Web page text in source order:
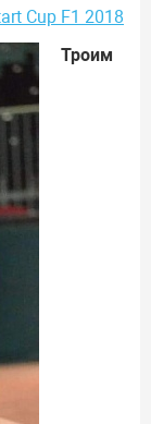
Cup F1 2018
Троим